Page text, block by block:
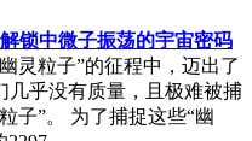
锁中微子振荡的宇宙密码
灵粒子”的征程中，迈出了
几乎没有质量，且极难被捕
子”。 为了捕捉这些“幽